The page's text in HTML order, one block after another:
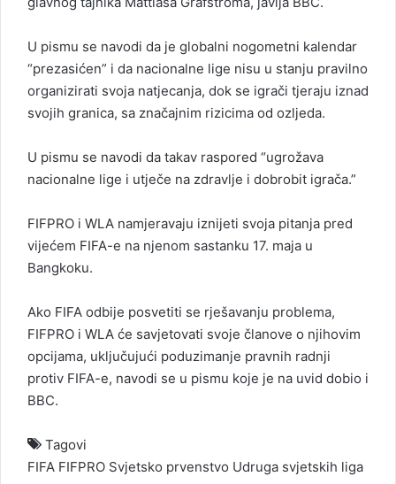
U pismu se navodi da je globalni nogometni kalendar
“prezasićen” i da nacionalne lige nisu u stanju pravilno
organizirati svoja natjecanja, dok se igrači tjeraju iznad
svojih granica, sa značajnim rizicima od ozljeda.
U pismu se navodi da takav raspored “ugrožava
nacionalne lige i utječe na zdravlje i dobrobit igrača.”
FIFPRO i WLA namjeravaju iznijeti svoja pitanja pred
vijećem FIFA-e na njenom sastanku 17. maja u
Bangkoku.
Ako FIFA odbije posvetiti se rješavanju problema,
FIFPRO i WLA će savjetovati svoje članove o njihovim
opcijama, uključujući poduzimanje pravnih radnji
protiv FIFA-e, navodi se u pismu koje je na uvid dobio i
BBC.
Tagovi
FIFA FIFPRO Svjetsko prvenstvo Udruga svjetskih liga